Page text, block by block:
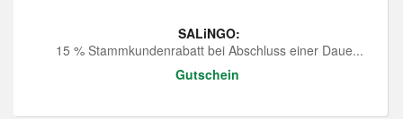
SALiNGO:
15 % Stammkundenrabatt bei Abschluss einer Daue...
Gutschein